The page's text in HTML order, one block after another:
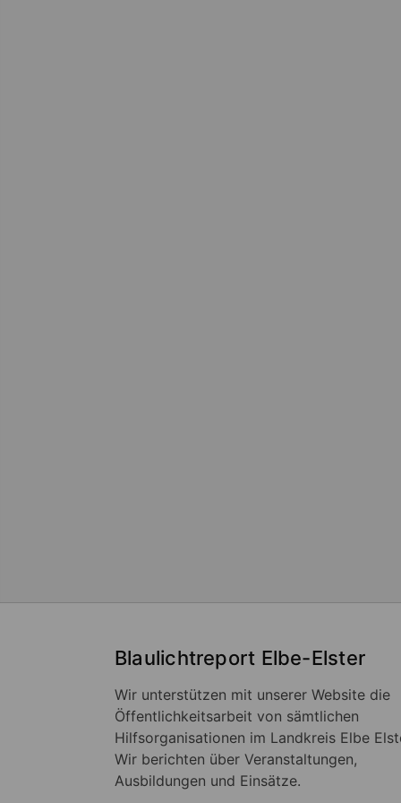
Blaulichtreport Elbe-Elster
Wir unterstützen mit unserer Website die
Öffentlichkeitsarbeit von sämtlichen
Hilfsorganisationen im Landkreis Elbe
Wir berichten über Veranstaltungen,
Ausbildungen und Einsätze.